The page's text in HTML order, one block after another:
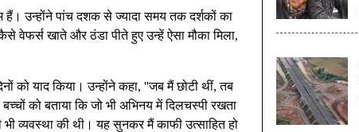
उन्होंने पांच दशक से ज्यादा समय तक दर्शकों का
वेफर्स खाते और ठंडा पीते हुए उन्हें ऐसा मौका मिला,
को याद किया। उन्होंने कहा, ''जब मैं छोटी थीं, तब
को बताया कि जो भी अभिनय में दिलचस्पी रखता
व्यवस्था की थी। यह सुनकर मैं काफी उत्साहित हो